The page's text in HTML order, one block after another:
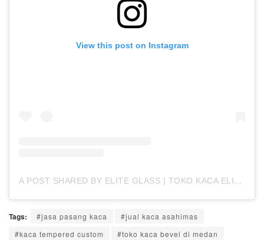
View this post on Instagram
A POST SHARED BY ELITE GLASS | TOKO KACA ELITE MEDAN (@ELITEARTGLASS)
Tags: #jasa pasang kaca
#jual kaca asahimas
#kaca tempered custom
#toko kaca bevel di medan